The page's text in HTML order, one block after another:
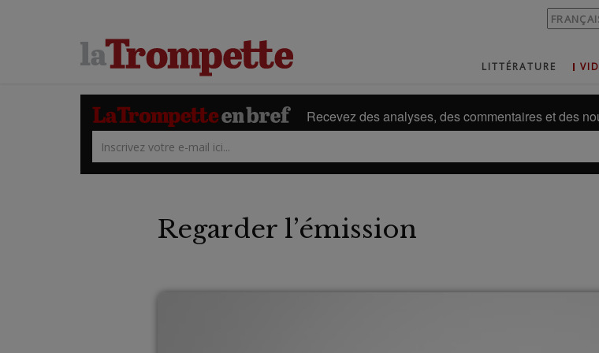
LITTÉRATURE
Recevez des analyses, des commentaires et des
Regarder l’émission